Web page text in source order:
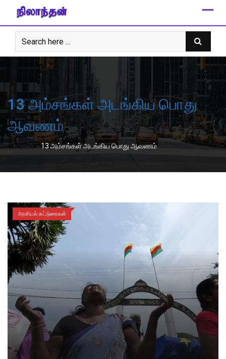
content
13 அம்சங்கள் அடங்கிய பொது
ஆவணம்
Home-13 அம்சங்கள் அடங்கிய பொது ஆவணம்
அரசியல் கட்டுரைகள்